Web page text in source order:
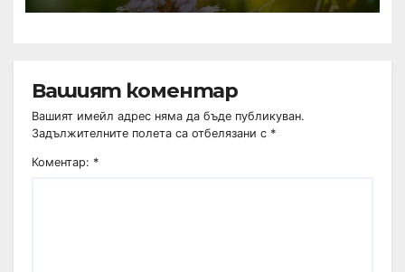
Вашият коментар
Вашият имейл адрес няма да бъде публикуван.
Задължителните полета са отбелязани с *
Коментар: *